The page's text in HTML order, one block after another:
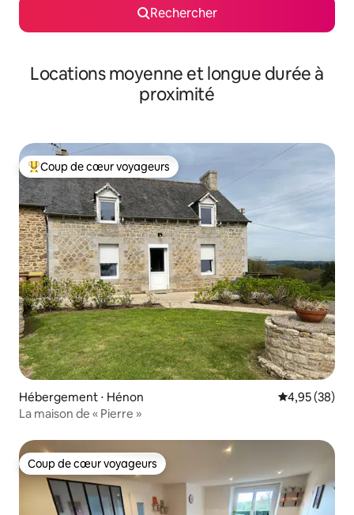
Rechercher
Locations moyenne et longue durée à
proximité
Coups de cœur voyageurs les plus appréciés
Coup de cœur voyageurs
Hébergement ⋅ Hénon Évaluation
4,95 (38)
La maison de « Pierre »
Coup de cœur voyageurs
Coup de cœur voyageurs